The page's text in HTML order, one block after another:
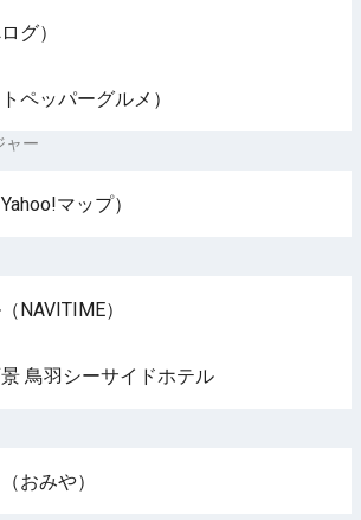
グ）
ペッパーグルメ）
ャー
マップ）
NAVITIME）
鳥羽シーサイドホテル
おみや）